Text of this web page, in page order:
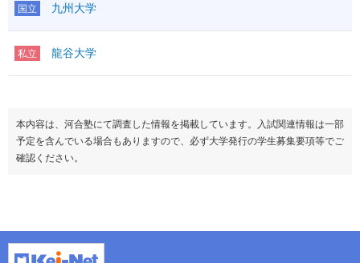
国立 九州大学
私立 龍谷大学
本内容は、河合塾にて調査した情報を掲載しています。入試関連情報は一部
予定を含んでいる場合もありますので、必ず大学発行の学生募集要項等でご
確認ください。